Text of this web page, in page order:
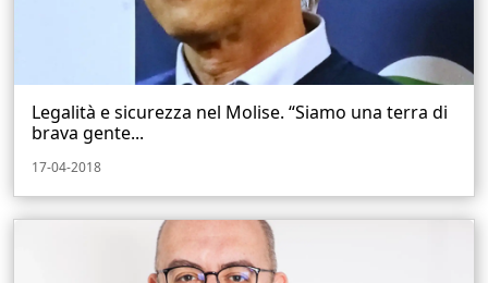
Legalità e sicurezza nel Molise. “Siamo una terra di
brava gente...
17-04-2018